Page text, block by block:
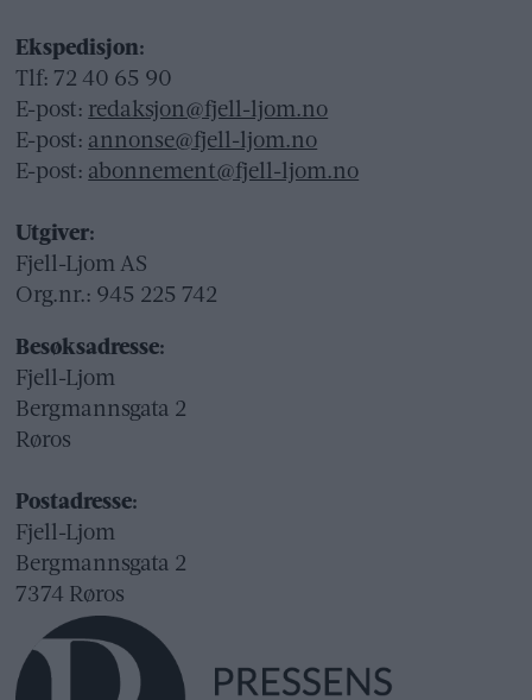
Ekspedisjon:
Tlf: 72 40 65 90
E-post: redaksjon@fjell-ljom.no
E-post: annonse@fjell-ljom.no
E-post: abonnement@fjell-ljom.no
Utgiver:
Fjell-Ljom AS
Org.nr.: 945 225 742
Besøksadresse:
Fjell-Ljom
Bergmannsgata 2
Røros
Postadresse:
Fjell-Ljom
Bergmannsgata 2
7374 Røros